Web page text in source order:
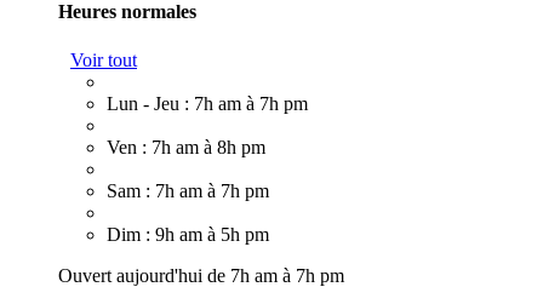
Heures normales
Voir tout
Lun - Jeu : 7h am à 7h pm
Ven : 7h am à 8h pm
Sam : 7h am à 7h pm
Dim : 9h am à 5h pm
Ouvert aujourd'hui de 7h am à 7h pm